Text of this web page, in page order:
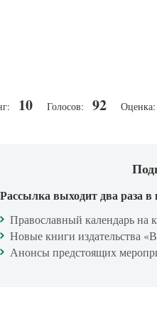
10 Голосов: 92 Оценка:
Рассылка выходит два раза в
Православный календарь на
Новые книги издательства
Анонсы предстоящих